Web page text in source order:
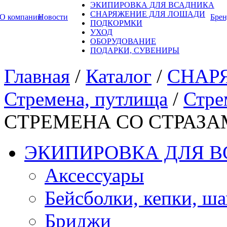
О компанииНовости
ЭКИПИРОВКА ДЛЯ ВСАДНИКА
СНАРЯЖЕНИЕ ДЛЯ ЛОШАДИ
ПОДКОРМКИ
УХОД
ОБОРУДОВАНИЕ
ПОДАРКИ, СУВЕНИРЫ
Главная / Каталог /
Стремена, путлища /
СТРЕМЕНА СО
ЭКИПИРОВКА ДЛЯ
Аксессуары
Бейсболки, кепки,
Бриджи